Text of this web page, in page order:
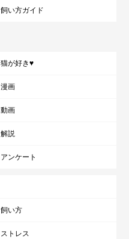
飼い方ガイド
猫が好き♥
漫画
動画
解説
アンケート
飼い方
ストレス